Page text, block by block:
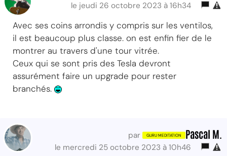
le jeudi 26 octobre 2023 à 16h34
Avec ses coins arrondis y compris sur les ventilos,
il est beaucoup plus classe. on est enfin fier de le
montrer au travers d'une tour vitrée.
Ceux qui se sont pris des Tesla devront
assurément faire un upgrade pour rester
branchés.
par Pascal M.
le mercredi 25 octobre 2023 à 10h46